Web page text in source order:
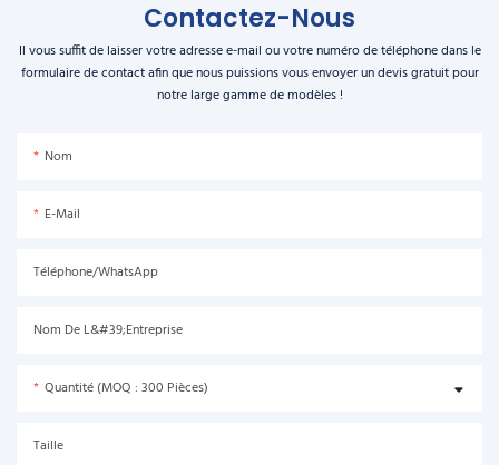
Contactez-Nous
Il vous suffit de laisser votre adresse e-mail ou votre numéro de téléphone dans le
formulaire de contact afin que nous puissions vous envoyer un devis gratuit pour
notre large gamme de modèles !
Nom
E-Mail
Téléphone/WhatsApp
Nom De L&#39;entreprise
Quantité (MOQ : 300 Pièces)
Taille